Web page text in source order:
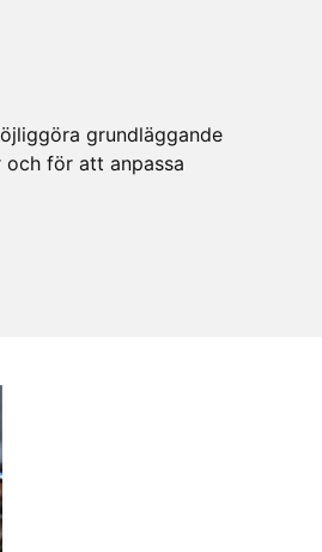
grundläggande
för att anpassa